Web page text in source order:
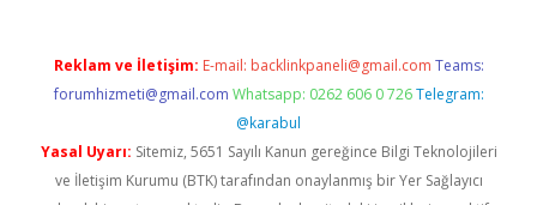
Reklam ve İletişim: E-mail: backlinkpaneli@gmail.com Teams:
forumhizmeti@gmail.com Whatsapp: 0262 606 0 726 Telegram:
@karabul
Yasal Uyarı: Sitemiz, 5651 Sayılı Kanun gereğince Bilgi Teknolojileri
ve İletişim Kurumu (BTK) tarafından onaylanmış bir Yer Sağlayıcı